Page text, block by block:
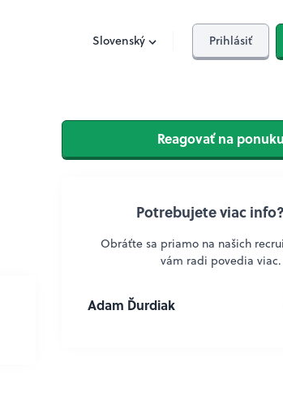
Slovenský Prihlásiť
Reagovať na ponuku
Potrebujete viac
Obráťte sa priamo na našich
vám radi povedia viac.
Adam Ďurdiak